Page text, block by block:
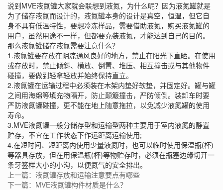
说到MVE液氮罐大家就会联想到液氮，为什么呢？因为液氮罐就是
为了储存液氮而设计的，液氮罐本身的设计是真空，恒温，但它自
身不具有低温特性，要想冷冻样品，需要借助液氮，购买液氮罐的
用户，虽然用途不一样，但都要充装液氮，才能达到自己的目的。
那么液氮罐储存液氮需要注意什么？
1.液氮罐要存放在阴凉通风良好的地方，禁止在阳光下直晒。在使用
或存放时，禁止倾斜、横放、倒置、堆压、相互撞击或与其他物件
碰撞，要做到轻拿轻放并始终保持直立。
2.液氮罐在运输过程中必须装在木架内垫好软垫，并固定好。罐与罐
之间用海绵等填充物隔开，防止颠簸撞击，严防倾倒。装卸车时要
严防液氮罐碰撞，更不能在地上随意拖拉，以免减少液氮罐的使用
寿命。
3.MVE液氮罐一般分储存型和运输型两种主要用于室内液氮的静置
贮存，不宜在工作状态下作远距离运输使用;
4.在短时间、短距离内使用少量液氮时，也可以临时使用保温瓶(杯)
等器具存放，但在用保温瓶(杯)等物贮存时，必须在瓶塞边缘切开一
条牙签样大小的小沟，以便氮气的安全排出。
上一篇：液氮罐存放和运输注意要点有哪些
下一篇：MVE液氮罐构件材质是什么？